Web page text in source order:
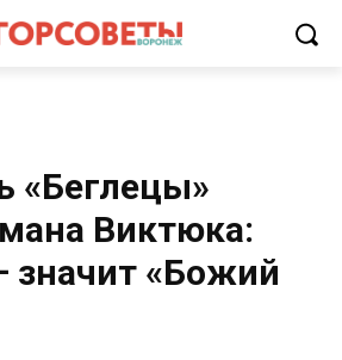
«Беглецы»
Виктюка:
значит «Божий